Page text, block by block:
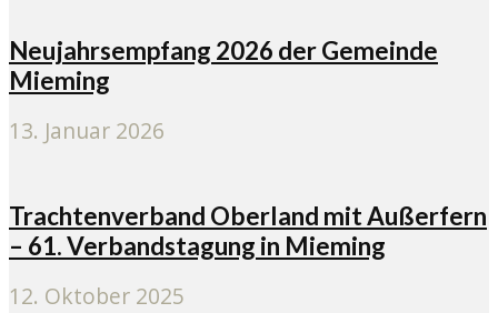
Neujahrsempfang 2026 der Gemeinde
Mieming
13. Januar 2026
Trachtenverband Oberland mit Außerfern
– 61. Verbandstagung in Mieming
12. Oktober 2025